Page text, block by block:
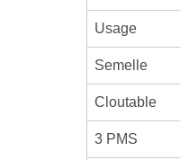
Usage
Semelle
Cloutable
3 PMS